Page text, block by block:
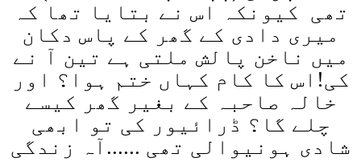
تھی کیونکہ اس نے بتایا تھا کہ
میری دادی کے گھر کے پاس دکان
میں ناخن پالش ملتی ہے تین آ نے
کی!اس کا کام کہاں ختم ہوا؟ اور
خالہ صاحبہ کے بغیر گھر کیسے
چلے گا؟ ڈرائیور کی تو ابھی
شادی ہونیوالی تھی ......آہ زندگی